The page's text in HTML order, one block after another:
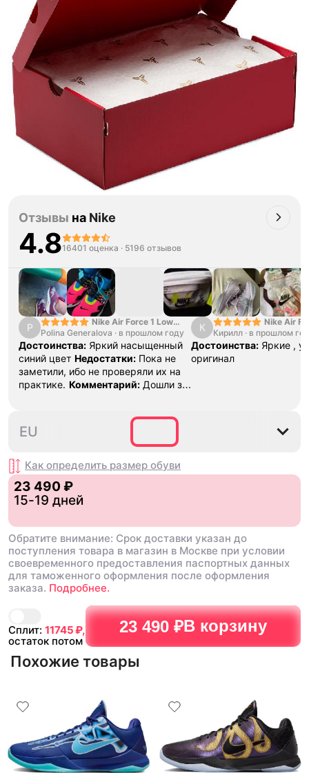
Сплит: 11745₽,
остаток потом
23 490 ₽В корзину
Отзывы на Nike
4.816401 оценка · 5196 отзывов
P
Nike Air Force 1 Low
College Pack White
Blue
Polina Generalova · в прошлом году
Достоинства: Яркий насыщенный
синий цвет Недостатки: Пока не
заметили, ибо не проверяли их на
практике. Комментарий: Дошли за
К
Nike Air
Yellow
Кирилл · в прошлом
Достоинства: Яркие ,
оригинал
42
EU
Как определить размер обуви
23 490 ₽
15-19 дней
Обратите внимание: Срок доставки указан до
поступления товара в магазин в Москве при условии
своевременного предоставления паспортных данных
для таможенного оформления после оформления
заказа. Подробнее.
Похожие товары